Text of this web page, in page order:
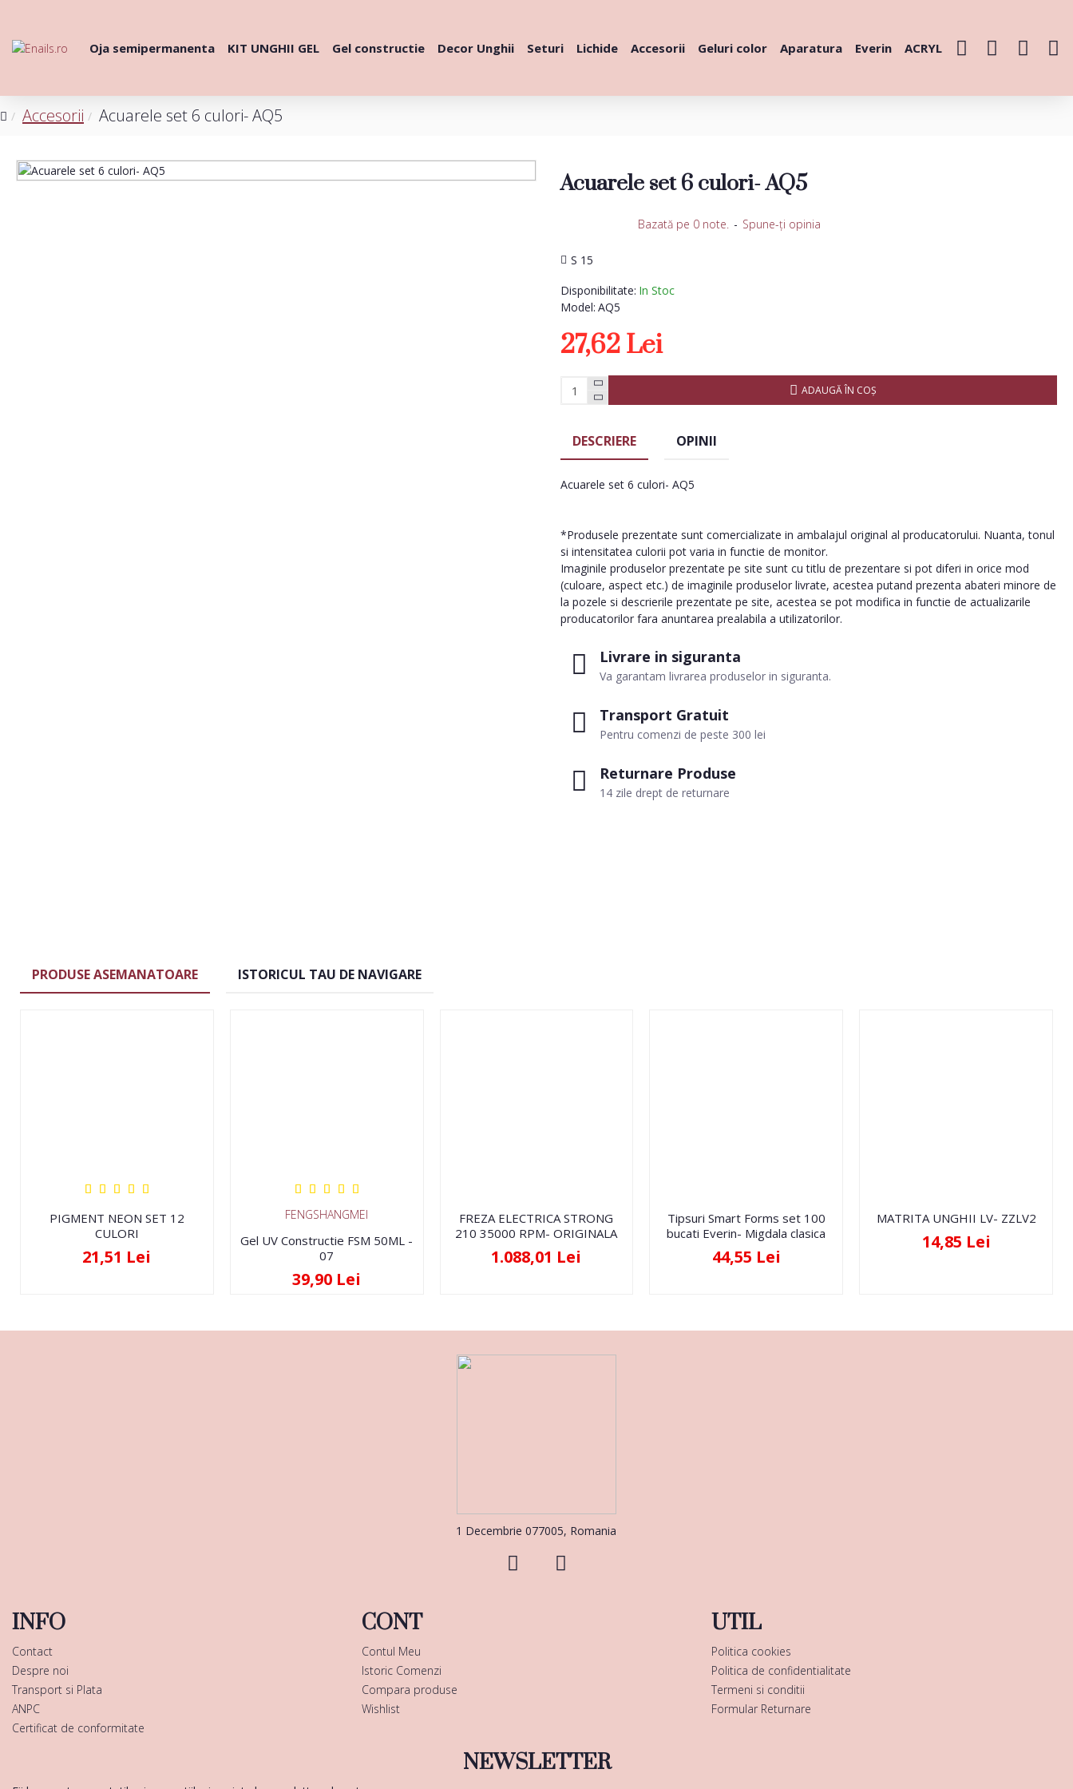
Oja semipermanenta KIT UNGHII GEL Gel constructie Decor Unghii Seturi Lichide Accesorii Geluri color Aparatura Everin ACRYL
Accesorii Acuarele set 6 culori- AQ5
Acuarele set 6 culori- AQ5
Disponibilitate: In Stoc
Model: AQ5
S 15
Bazată pe 0 note. - Spune-ţi opinia
27,62 Lei
ADAUGĂ ÎN COŞ
Livrare in siguranta
Va garantam livrarea produselor in siguranta.
Transport Gratuit
Pentru comenzi de peste 300 lei
Returnare Produse
14 zile drept de returnare
DESCRIERE OPINII
Acuarele set 6 culori- AQ5
*Produsele prezentate sunt comercializate in ambalajul original al producatorului. Nuanta, tonul
si intensitatea culorii pot varia in functie de monitor.
Imaginile produselor prezentate pe site sunt cu titlu de prezentare si pot diferi in orice mod
(culoare, aspect etc.) de imaginile produselor livrate, acestea putand prezenta abateri minore de
la pozele si descrierile prezentate pe site, acestea se pot modifica in functie de actualizarile
producatorilor fara anuntarea prealabila a utilizatorilor.
PRODUSE ASEMANATOARE ISTORICUL TAU DE NAVIGARE
PIGMENT NEON SET 12
CULORI
21,51 Lei
FENGSHANGMEI
Gel UV Constructie FSM 50ML -
07
39,90 Lei
FREZA ELECTRICA STRONG
210 35000 RPM- ORIGINALA
1.088,01 Lei
Tipsuri Smart Forms set 100
bucati Everin- Migdala clasica
44,55 Lei
MATRITA UNGHII LV- ZZLV2
14,85 Lei
1 Decembrie 077005, Romania
INFO
Contact
Despre noi
Transport si Plata
ANPC
Certificat de conformitate
CONT
Contul Meu
Istoric Comenzi
Compara produse
Wishlist
UTIL
Politica cookies
Politica de confidentialitate
Termeni si conditii
Formular Returnare
NEWSLETTER